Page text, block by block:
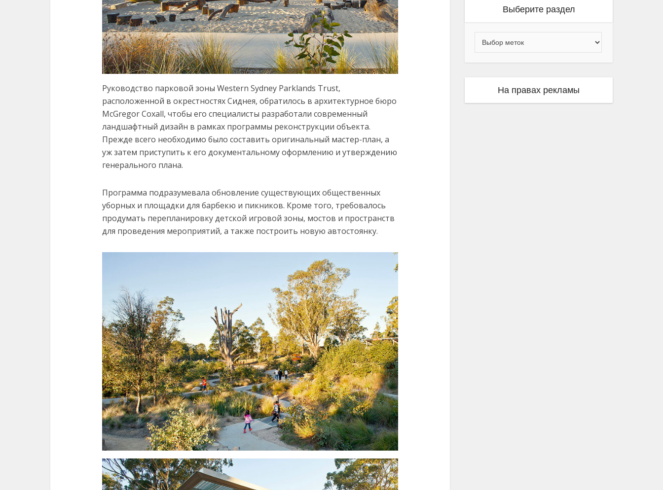
Руководство парковой зоны Western Sydney Parklands Trust,
расположенной в окрестностях Сиднея, обратилось в архитектурное бюро
McGregor Coxall, чтобы его специалисты разработали современный
ландшафтный дизайн в рамках программы реконструкции объекта.
Прежде всего необходимо было составить оригинальный мастер-план, а
уж затем приступить к его документальному оформлению и утверждению
генерального плана.
Программа подразумевала обновление существующих общественных
уборных и площадки для барбекю и пикников. Кроме того, требовалось
продумать перепланировку детской игровой зоны, мостов и пространств
для проведения мероприятий, а также построить новую автостоянку.
Выберите раздел
На правах рекламы